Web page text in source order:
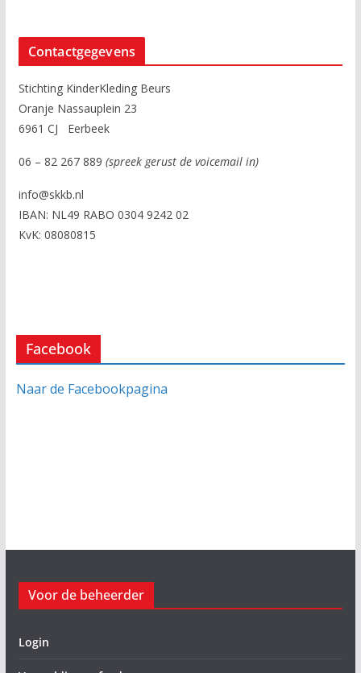
Contactgegevens
Stichting KinderKleding Beurs
Oranje Nassauplein 23
6961 CJ Eerbeek
06 – 82 267 889 (spreek gerust de voicemail in)
info@skkb.nl
IBAN: NL49 RABO 0304 9242 02
KvK: 08080815
Facebook
Naar de Facebookpagina
Voor de beheerder
Login